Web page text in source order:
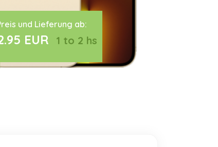
und Lieferung ab:
EUR 1 to 2 hs